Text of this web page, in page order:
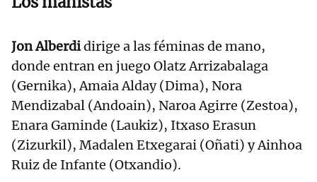
Jon Alberdidirige a las féminas de mano,
donde entran en juego Olatz Arrizabalaga
(Gernika), Amaia Alday (Dima), Nora
Mendizabal (Andoain), Naroa Agirre (Zestoa),
Enara Gaminde (Laukiz), Itxaso Erasun
(Zizurkil), Madalen Etxegarai (Oñati) y Ainhoa
Ruiz de Infante (Otxandio).